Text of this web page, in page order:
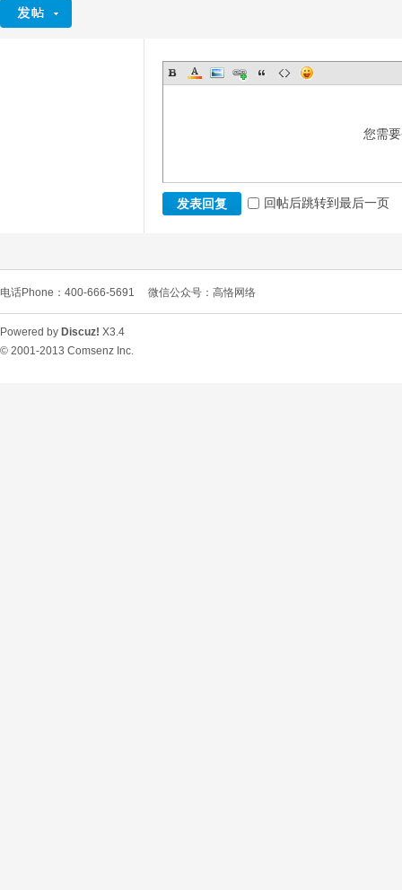
您需
发表回复 回帖后跳转到最后一页
电话Phone：400-666-5691 微信公众号：高恪网络
Powered by Discuz! X3.4
© 2001-2013 Comsenz Inc.